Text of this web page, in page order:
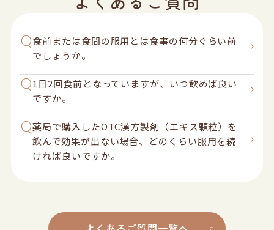
Q食前または食間の服用とは食事の何分ぐらい前
でしょうか。
Q1日2回食前となっていますが、いつ飲めば良い
ですか。
Q薬局で購入したOTC漢方製剤（エキス顆粒）を
飲んで効果が出ない場合、どのくらい服用を続
ければ良いですか。